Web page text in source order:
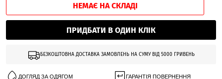
НЕМАЄ НА СКЛАДІ
ПРИДБАТИ В ОДИН КЛІК
БЕЗКОШТОВНА ДОСТАВКА ЗАМОВЛЕНЬ НА СУМУ ВІД 5000 ГРИВЕНЬ
ДОГЛЯД ЗА ОДЯГОМ ГАРАНТІЯ ПОВЕРНЕННЯ